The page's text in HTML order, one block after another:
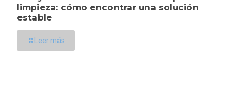
limpieza: cómo encontrar una solución
estable
Leer más